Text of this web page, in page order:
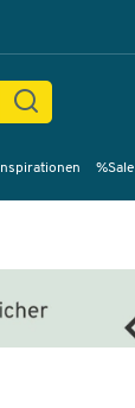
Inspirationen %Sale